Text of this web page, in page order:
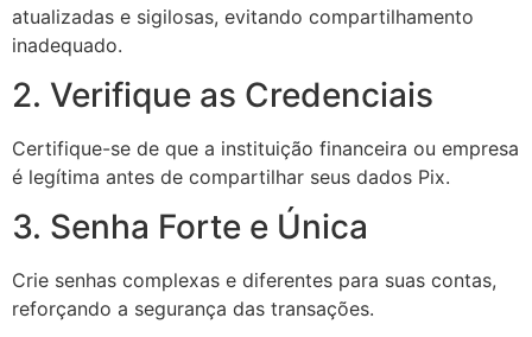
atualizadas e sigilosas, evitando compartilhamento
inadequado.
2. Verifique as Credenciais
Certifique-se de que a instituição financeira ou empresa
é legítima antes de compartilhar seus dados Pix.
3. Senha Forte e Única
Crie senhas complexas e diferentes para suas contas,
reforçando a segurança das transações.